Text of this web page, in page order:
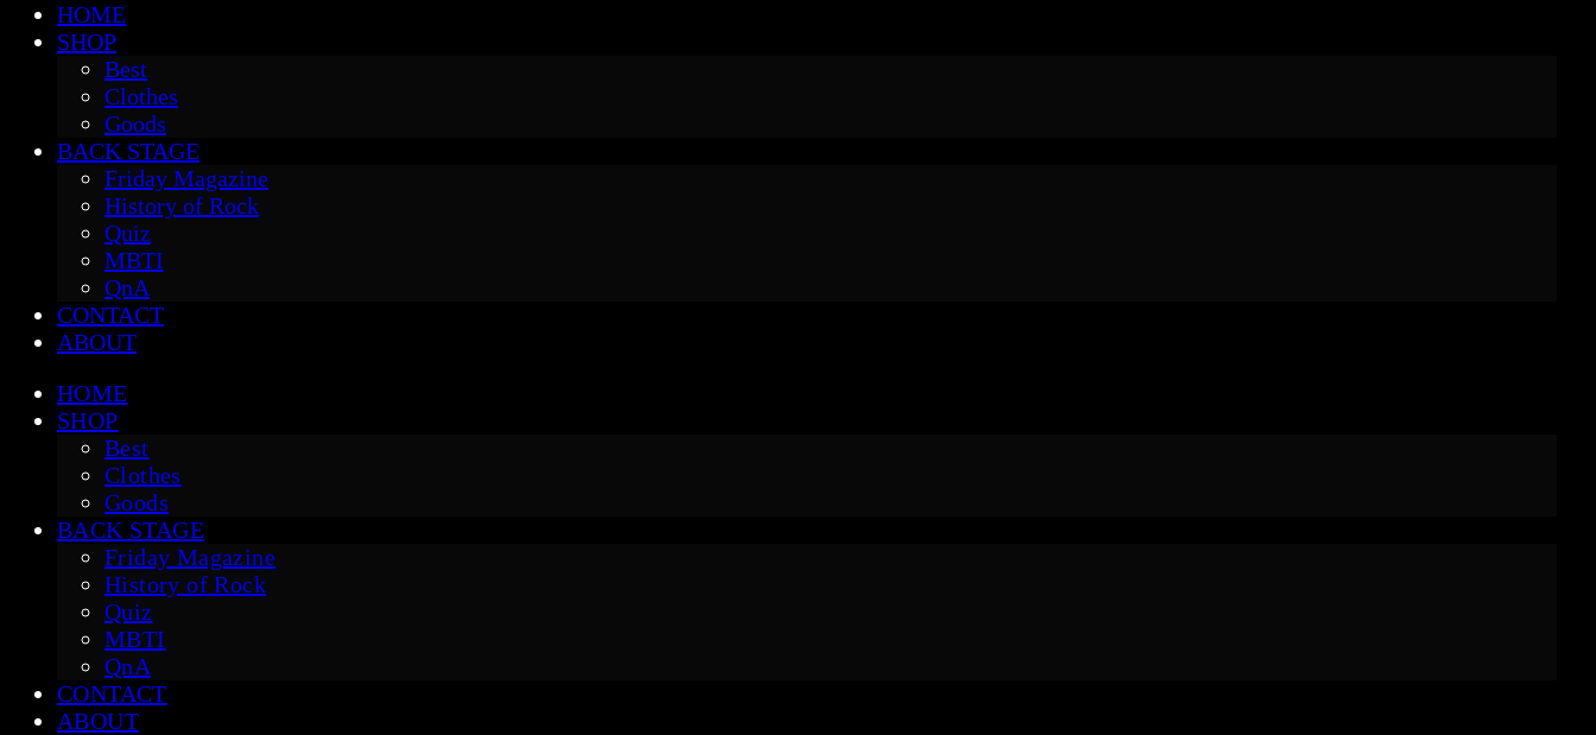
HOME
SHOP
Best
Clothes
Goods
BACK STAGE
Friday Magazine
History of Rock
Quiz
MBTI
QnA
CONTACT
ABOUT
HOME
SHOP
Best
Clothes
Goods
BACK STAGE
Friday Magazine
History of Rock
Quiz
MBTI
QnA
CONTACT
ABOUT